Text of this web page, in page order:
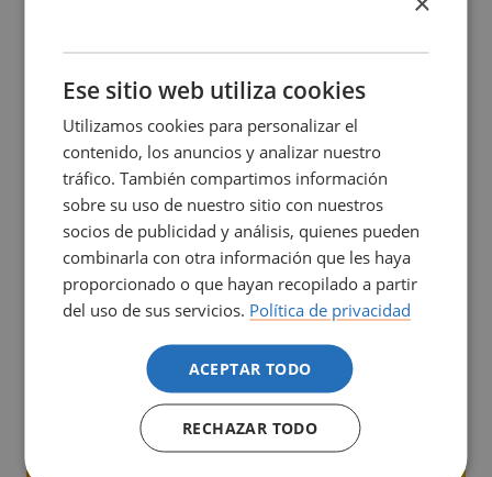
Ciclo Cine-foro: Arrugas
05/11/2019
15 hores Aula 61.327
El grupo colaborativo de Cine-foro de la ESIMar os
invitamos...
SPANISH
Ese sitio web utiliza cookies
Utilizamos cookies para personalizar el
contenido, los anuncios y analizar nuestro
tráfico. También compartimos información
sobre su uso de nuestro sitio con nuestros
socios de publicidad y análisis, quienes pueden
combinarla con otra información que les haya
proporcionado o que hayan recopilado a partir
del uso de sus servicios. Política de privacidad
ACEPTAR TODO
RECHAZAR TODO